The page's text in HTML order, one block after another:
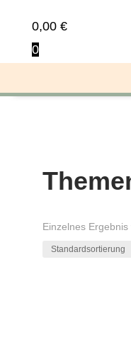
0,00 €
0
Einzelnes